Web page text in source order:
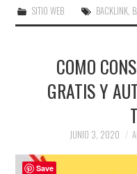
SITIO WEB BACKLINK,
COMO
GRATIS Y
JUNIO 3, 2020
Save